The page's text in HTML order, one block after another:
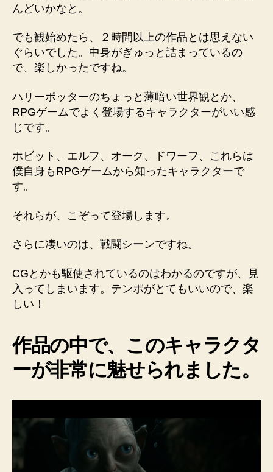
んどいかなと。
でも観始めたら、２時間以上の作品とは思えない
ぐらいでした。中身がぎゅっと詰まっているの
で、楽しかったですね。
ハリーポッターのちょっと薄暗い世界観とか、
RPGゲームでよく登場するキャラクターがいい感
じです。
ホビット、エルフ、オーク、ドワーフ、これらは
僕自身もRPGゲームから知ったキャラクターで
す。
それらが、こぞって登場します。
さらに凄いのは、戦闘シーンですね。
CGとかも駆使されているのはわかるのですが、見
入ってしまいます。テンポがとてもいいので、楽
しい！
作品の中で、このキャラクタ
ーが非常に魅せられました。